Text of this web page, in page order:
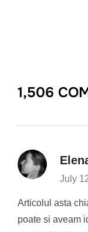
1,506
July
Articolul asta
poate si aveam